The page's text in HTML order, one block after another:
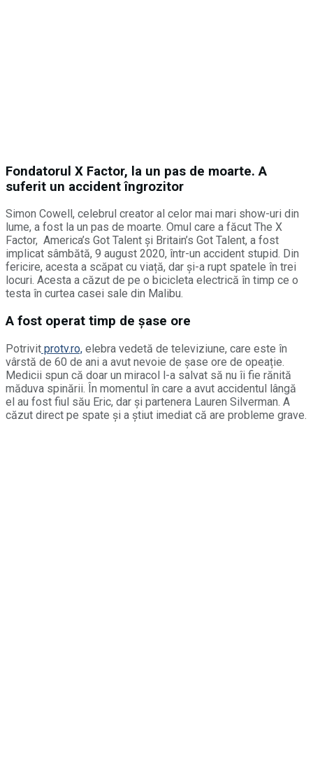
Fondatorul X Factor, la un pas de moarte. A
suferit un accident îngrozitor
Simon Cowell, celebrul creator al celor mai mari show-uri din
lume, a fost la un pas de moarte. Omul care a făcut The X
Factor, America’s Got Talent şi Britain’s Got Talent, a fost
implicat sâmbătă, 9 august 2020, într-un accident stupid. Din
fericire, acesta a scăpat cu viață, dar și-a rupt spatele în trei
locuri. Acesta a căzut de pe o bicicleta electrică în timp ce o
testa în curtea casei sale din Malibu.
A fost operat timp de șase ore
Potrivit protv.ro, elebra vedetă de televiziune, care este în
vârstă de 60 de ani a avut nevoie de șase ore de opeație.
Medicii spun că doar un miracol l-a salvat să nu îi fie rănită
măduva spinării. În momentul în care a avut accidentul lângă
el au fost fiul său Eric, dar şi partenera Lauren Silverman. A
căzut direct pe spate și a știut imediat că are probleme grave.